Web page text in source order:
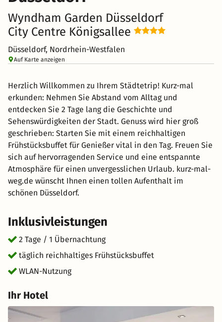
Wyndham Garden Düsseldorf
City Centre Königsallee
Düsseldorf, Nordrhein-Westfalen
Auf Karte anzeigen
Herzlich Willkommen zu Ihrem Städtetrip! Kurz-mal
erkunden: Nehmen Sie Abstand vom Alltag und
entdecken Sie 2 Tage lang die Geschichte und
Sehenswürdigkeiten der Stadt. Genuss wird hier groß
geschrieben: Starten Sie mit einem reichhaltigen
Frühstücksbuffet für Genießer vital in den Tag. Freuen Sie
sich auf hervorragenden Service und eine entspannte
Atmosphäre für einen unvergesslichen Urlaub. kurz-mal-
weg.de wünscht Ihnen einen tollen Aufenthalt im
schönen Düsseldorf.
Inklusivleistungen
2 Tage / 1 Übernachtung
täglich reichhaltiges Frühstücksbuffet
WLAN-Nutzung
Ihr Hotel